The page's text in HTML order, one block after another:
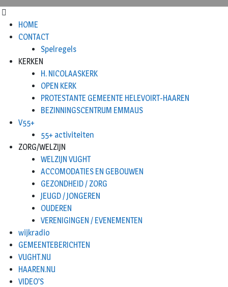
HOME
CONTACT
Spelregels
KERKEN
H. NICOLAASKERK
OPEN KERK
PROTESTANTE GEMEENTE HELEVOIRT-HAAREN
BEZINNINGSCENTRUM EMMAUS
V55+
55+ activiteiten
ZORG/WELZIJN
WELZIJN VUGHT
ACCOMODATIES EN GEBOUWEN
GEZONDHEID / ZORG
JEUGD / JONGEREN
OUDEREN
VERENIGINGEN / EVENEMENTEN
wijkradio
GEMEENTEBERICHTEN
VUGHT.NU
HAAREN.NU
VIDEO’S